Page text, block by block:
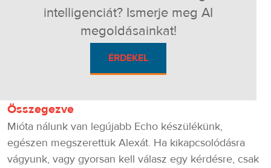
intelligenciát? Ismerje meg AI
megoldásainkat!
ÉRDEKEL
Összegezve
Mióta nálunk van legújabb Echo készülékünk,
egészen megszerettük Alexát. Ha kikapcsolódásra
vágyunk, vagy gyorsan kell válasz egy kérdésre, csak